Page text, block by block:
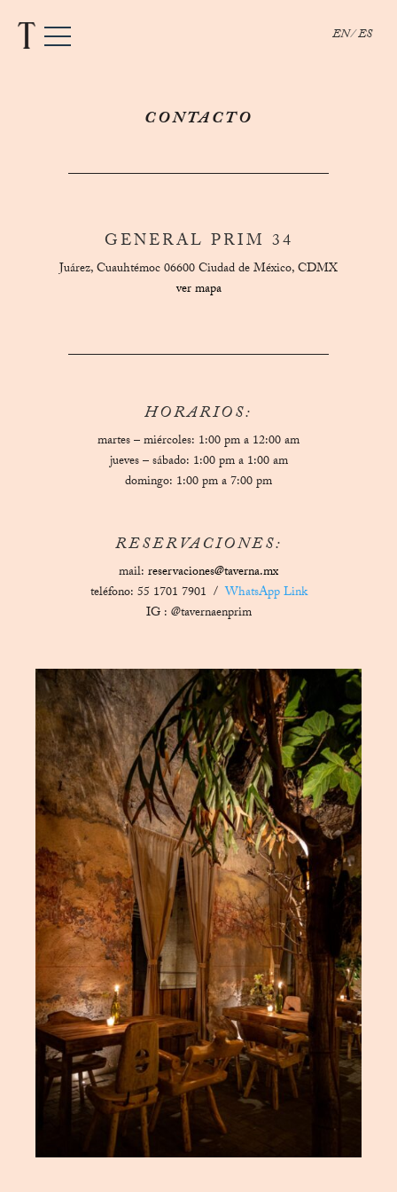
EN ES
CONTACTO
GENERAL PRIM 34
Juárez, Cuauhtémoc 06600 Ciudad de México, CDMX
ver mapa
HORARIOS:
martes – miércoles: 1:00 pm a 12:00 am
jueves – sábado: 1:00 pm a 1:00 am
domingo: 1:00 pm a 7:00 pm
RESERVACIONES:
mail: reservaciones@taverna.mx
teléfono: 55 1701 7901 /WhatsApp Link
IG : @tavernaenprim